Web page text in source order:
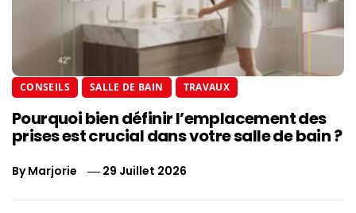
CONSEILS SALLE DE BAIN TRAVAUX
Pourquoi bien définir l’emplacement des
prises est crucial dans votre salle de bain ?
ByMarjorie 29 Juillet 2026